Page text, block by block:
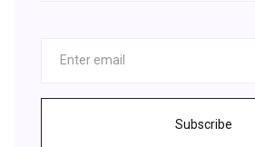
Subscribe